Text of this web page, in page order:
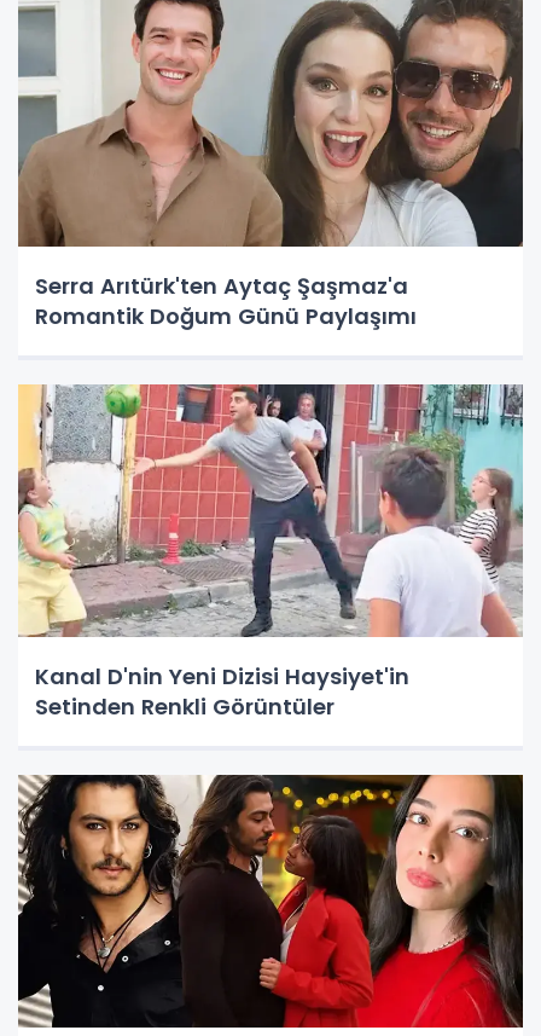
Serra Arıtürk'ten Aytaç Şaşmaz'a
Romantik Doğum Günü Paylaşımı
Kanal D'nin Yeni Dizisi Haysiyet'in
Setinden Renkli Görüntüler